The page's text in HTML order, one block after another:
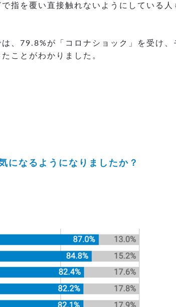
指を覆い直接触れないようにしている人
、79.8%が「コロナショック」を受け、
ことがわかりました。
になるようになりましたか？